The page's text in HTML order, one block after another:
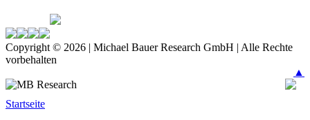
Copyright © 2026 | Michael Bauer Research GmbH | Alle Rechte
vorbehalten
▲
Startseite